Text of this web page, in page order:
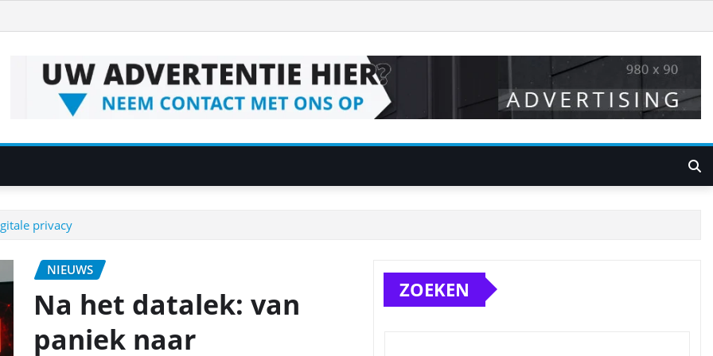
privacy
NIEUWS
Na het datalek: van
paniek naar
ZOEKEN